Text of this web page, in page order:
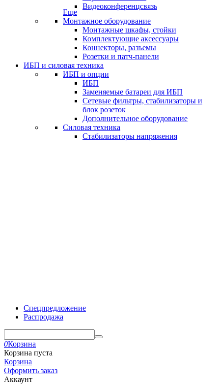
Видеоконференцсвязь
Еще
Монтажное оборудование
Монтажные шкафы, стойки
Комплектующие аксессуары
Коннекторы, разъемы
Розетки и патч-панели
ИБП и силовая техника
ИБП и опции
ИБП
Заменяемые батареи для ИБП
Сетевые фильтры, стабилизаторы и
блок розеток
Дополнительное оборудование
Силовая техника
Стабилизаторы напряжения
Спецпредложение
Распродажа
0Корзина
Корзина пуста
Корзина
Оформить заказ
Аккаунт